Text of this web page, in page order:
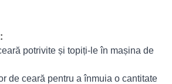
potrivite și topiți-le în mașina de
de ceară pentru a înmuia o cantitate